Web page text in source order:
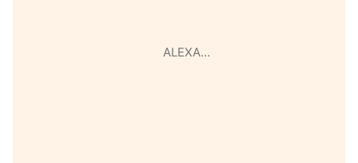
ALEXA…